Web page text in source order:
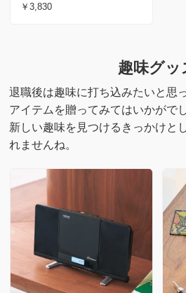
￥3,830
趣味グッ
退職後は趣味に打ち込みたいと思
アイテムを贈ってみてはいかがで
新しい趣味を見つけるきっかけと
れませんね。